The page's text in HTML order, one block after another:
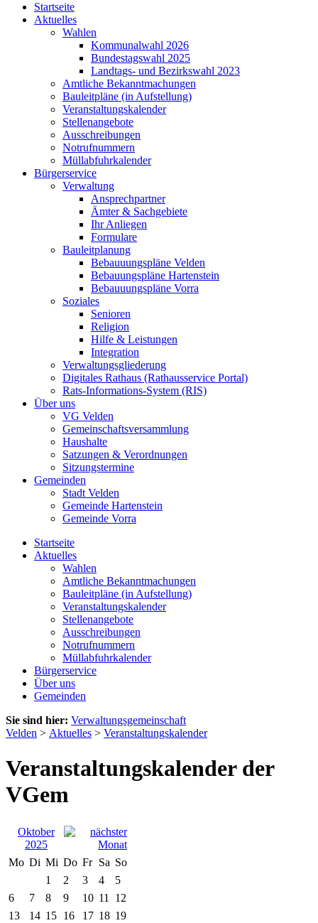
Startseite
Aktuelles
Wahlen
Kommunalwahl 2026
Bundestagswahl 2025
Landtags- und Bezirkswahl 2023
Amtliche Bekanntmachungen
Bauleitpläne (in Aufstellung)
Veranstaltungskalender
Stellenangebote
Ausschreibungen
Notrufnummern
Müllabfuhrkalender
Bürgerservice
Verwaltung
Ansprechpartner
Ämter & Sachgebiete
Ihr Anliegen
Formulare
Bauleitplanung
Bebauuungspläne Velden
Bebauungspläne Hartenstein
Bebauuungspläne Vorra
Soziales
Senioren
Religion
Hilfe & Leistungen
Integration
Verwaltungsgliederung
Digitales Rathaus (Rathausservice Portal)
Rats-Informations-System (RIS)
Über uns
VG Velden
Gemeinschaftsversammlung
Haushalte
Satzungen & Verordnungen
Sitzungstermine
Gemeinden
Stadt Velden
Gemeinde Hartenstein
Gemeinde Vorra
Startseite
Aktuelles
Wahlen
Amtliche Bekanntmachungen
Bauleitpläne (in Aufstellung)
Veranstaltungskalender
Stellenangebote
Ausschreibungen
Notrufnummern
Müllabfuhrkalender
Bürgerservice
Über uns
Gemeinden
Sie sind hier: Verwaltungsgemeinschaft
Velden > Aktuelles > Veranstaltungskalender
Veranstaltungskalender der
VGem
Oktober
2025
Mo Di Mi Do Fr Sa So
1
2 3 4
5
6
7 8 9 10 11
12
13
14 15 16 17 18 19